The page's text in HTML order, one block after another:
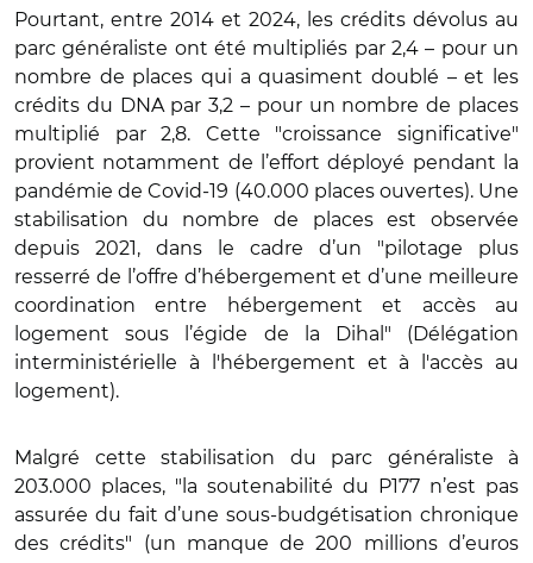
Pourtant, entre 2014 et 2024, les crédits dévolus au
parc généraliste ont été multipliés par 2,4 – pour un
nombre de places qui a quasiment doublé – et les
crédits du DNA par 3,2 – pour un nombre de places
multiplié par 2,8. Cette "croissance significative"
provient notamment de l’effort déployé pendant la
pandémie de Covid-19 (40.000 places ouvertes). Une
stabilisation du nombre de places est observée
depuis 2021, dans le cadre d’un "pilotage plus
resserré de l’offre d’hébergement et d’une meilleure
coordination entre hébergement et accès au
logement sous l’égide de la Dihal" (Délégation
interministérielle à l'hébergement et à l'accès au
logement).
Malgré cette stabilisation du parc généraliste à
203.000 places, "la soutenabilité du P177 n’est pas
assurée du fait d’une sous-budgétisation chronique
des crédits" (un manque de 200 millions d’euros